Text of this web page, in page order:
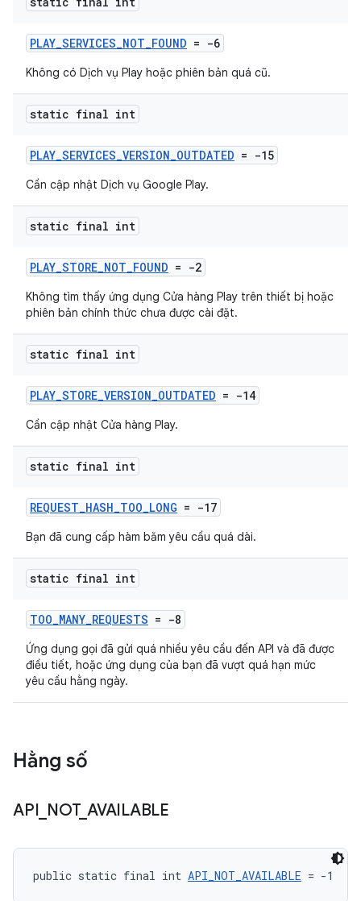
PLAY_SERVICES_NOT_FOUND = -6
Không có Dịch vụ Play hoặc phiên bản quá cũ.
static final int
PLAY_SERVICES_VERSION_OUTDATED = -15
Cần cập nhật Dịch vụ Google Play.
static final int
PLAY_STORE_NOT_FOUND = -2
Không tìm thấy ứng dụng Cửa hàng Play trên thiết bị hoặc
phiên bản chính thức chưa được cài đặt.
static final int
PLAY_STORE_VERSION_OUTDATED = -14
Cần cập nhật Cửa hàng Play.
static final int
REQUEST_HASH_TOO_LONG = -17
Bạn đã cung cấp hàm băm yêu cầu quá dài.
static final int
TOO_MANY_REQUESTS = -8
Ứng dụng gọi đã gửi quá nhiều yêu cầu đến API và đã được
điều tiết, hoặc ứng dụng của bạn đã vượt quá hạn mức
yêu cầu hằng ngày.
Hằng số
API NOT_ AVAILABLE
public static final int API_NOT_AVAILABLE = -1